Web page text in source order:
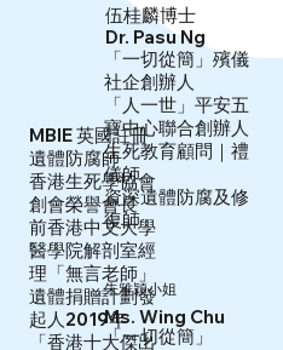
伍桂麟博士
「一切從簡」殯儀
社企創辦人
「人一世」平安五
寶中心聯合創辦人
生死教育顧問｜禮
儀師
資深遺體防腐及修
復師
MBIE 英國註冊
遺體防腐師
香港生死學協會
創會榮譽會長
前香港中文大學
醫學院解剖室經
理「無言老師」
遺體捐贈計劃發
起人2019年
「香港十大傑出
「一切從簡」
Dr. Pasu Ng
Ms. Wing Chu
朱雅穎小姐